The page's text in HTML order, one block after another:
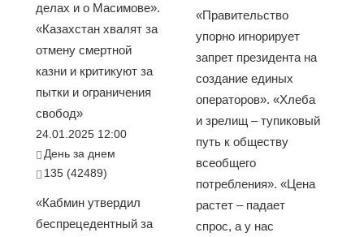
делах и о Масимове».
«Казахстан хвалят за
отмену смертной
казни и критикуют за
пытки и ограничения
свобод»
24.01.2025 12:00
День за днем
135 (42489)
«Кабмин утвердил
беспрецедентный за
«Правительство
упорно игнорирует
запрет президента на
создание единых
операторов». «Хлеба
и зрелищ – тупиковый
путь к обществу
всеобщего
потребления». «Цена
растет – падает
спрос, а у нас